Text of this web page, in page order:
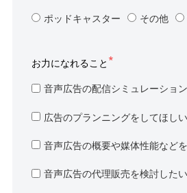
ポッドキャスター その他
お力になれること
音声広告の配信シミュレーショ
広告のプランニングをしてほしい
音声広告の概要や媒体性能など
音声広告の代理販売を検討したい